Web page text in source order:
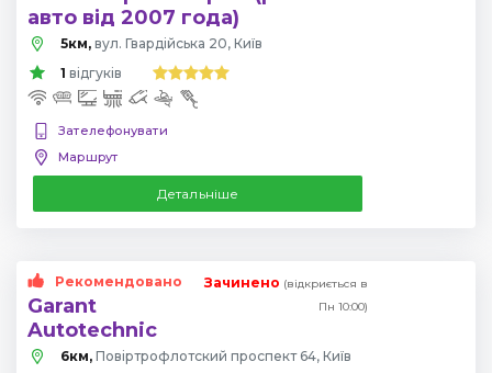
авто від 2007 года)
5км, вул. Гвардійська 20, Київ
1 відгуків
Зателефонувати
Маршрут
Детальніше
Рекомендовано
Garant
Autotechnic
Зачинено (відкриється в
Пн 10:00)
6км,
Повіртрофлотский проспект 64, Київ